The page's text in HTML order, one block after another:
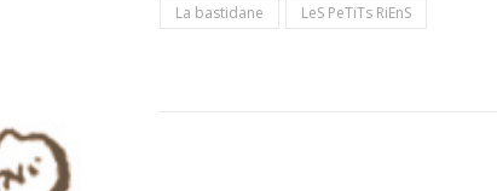
La bastidane LeS PeTiTs RiEnS